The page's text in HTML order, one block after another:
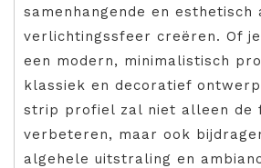
samenhangende en
verlichtingssfeer creëren. Of
een modern, minimalistisch
klassiek en decoratief
strip profiel zal niet alleen de
verbeteren, maar ook
algehele uitstraling en